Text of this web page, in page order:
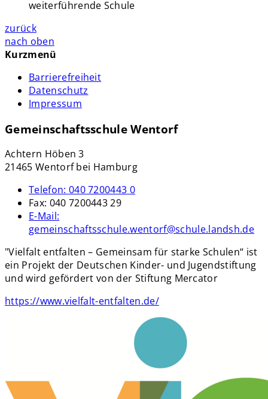
weiterführende Schule
zurück
nach oben
Kurzmenü
Barrierefreiheit
Datenschutz
Impressum
Gemeinschaftsschule Wentorf
Achtern Höben 3
21465 Wentorf bei Hamburg
Telefon: 040 7200443 0
Fax: 040 7200443 29
E-Mail:
gemeinschaftsschule.wentorf@schule.landsh.de
"Vielfalt entfalten – Gemeinsam für starke Schulen“ ist
ein Projekt der Deutschen Kinder- und Jugendstiftung
und wird gefördert von der Stiftung Mercator
https://www.vielfalt-entfalten.de/